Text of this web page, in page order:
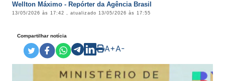
Wellton Máximo - Repórter da Agência Brasil
13/05/2026 às 17:42 , atualizado 13/05/2026 às 17:55
Compartilhar notícia
A+A-